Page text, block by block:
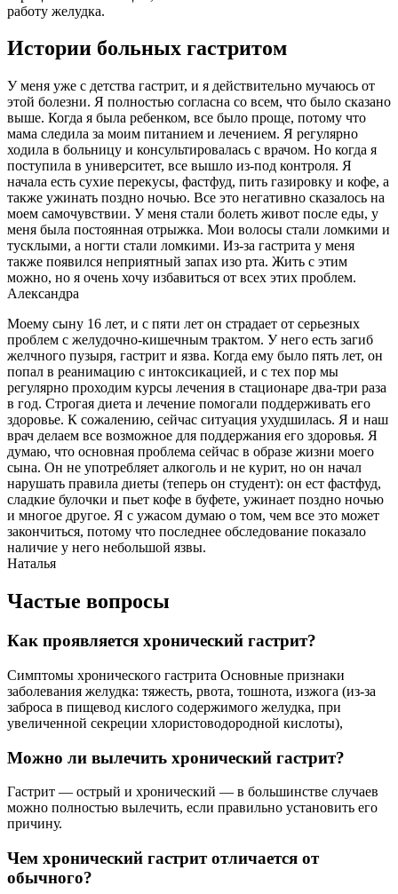
работу желудка.
Истории больных гастритом
У меня уже с детства гастрит, и я действительно мучаюсь от
этой болезни. Я полностью согласна со всем, что было сказано
выше. Когда я была ребенком, все было проще, потому что
мама следила за моим питанием и лечением. Я регулярно
ходила в больницу и консультировалась с врачом. Но когда я
поступила в университет, все вышло из-под контроля. Я
начала есть сухие перекусы, фастфуд, пить газировку и кофе, а
также ужинать поздно ночью. Все это негативно сказалось на
моем самочувствии. У меня стали болеть живот после еды, у
меня была постоянная отрыжка. Мои волосы стали ломкими и
тусклыми, а ногти стали ломкими. Из-за гастрита у меня
также появился неприятный запах изо рта. Жить с этим
можно, но я очень хочу избавиться от всех этих проблем.
Александра
Моему сыну 16 лет, и с пяти лет он страдает от серьезных
проблем с желудочно-кишечным трактом. У него есть загиб
желчного пузыря, гастрит и язва. Когда ему было пять лет, он
попал в реанимацию с интоксикацией, и с тех пор мы
регулярно проходим курсы лечения в стационаре два-три раза
в год. Строгая диета и лечение помогали поддерживать его
здоровье. К сожалению, сейчас ситуация ухудшилась. Я и наш
врач делаем все возможное для поддержания его здоровья. Я
думаю, что основная проблема сейчас в образе жизни моего
сына. Он не употребляет алкоголь и не курит, но он начал
нарушать правила диеты (теперь он студент): он ест фастфуд,
сладкие булочки и пьет кофе в буфете, ужинает поздно ночью
и многое другое. Я с ужасом думаю о том, чем все это может
закончиться, потому что последнее обследование показало
наличие у него небольшой язвы.
Наталья
Частые вопросы
Как проявляется хронический гастрит?
Симптомы хронического гастрита Основные признаки
заболевания желудка: тяжесть, рвота, тошнота, изжога (из-за
заброса в пищевод кислого содержимого желудка, при
увеличенной секреции хлористоводородной кислоты),
Можно ли вылечить хронический гастрит?
Гастрит — острый и хронический — в большинстве случаев
можно полностью вылечить, если правильно установить его
причину.
Чем хронический гастрит отличается от
обычного?